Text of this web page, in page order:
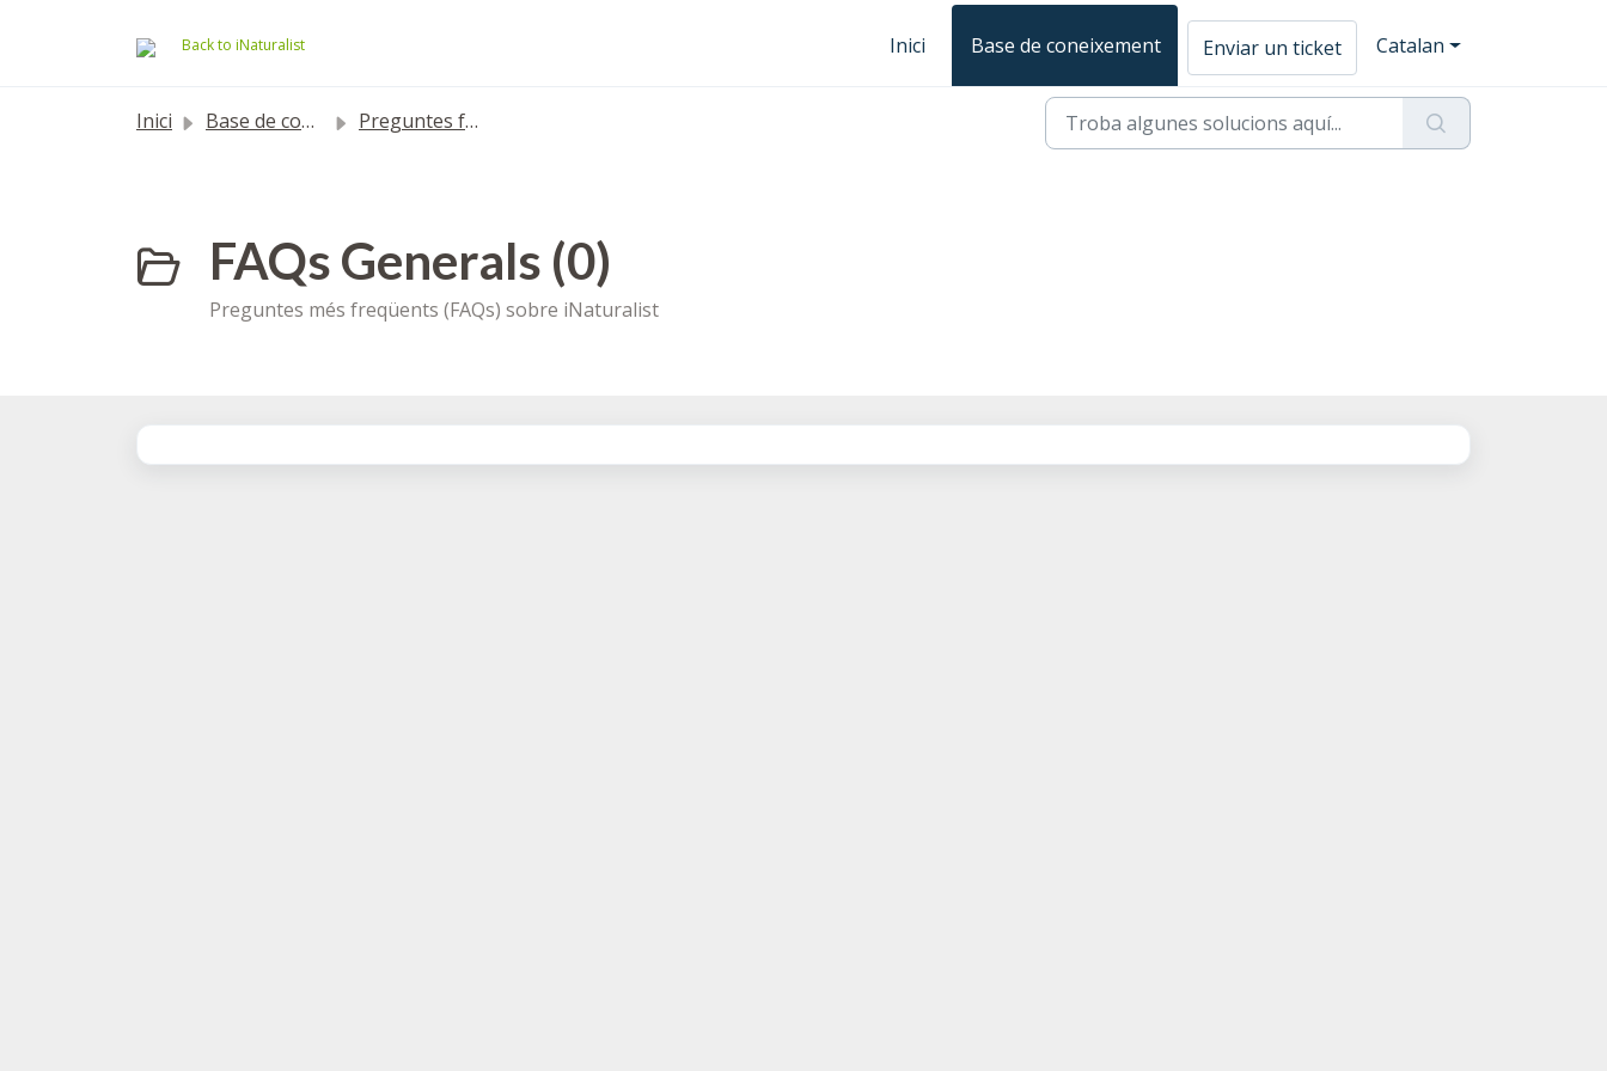
Back to iNaturalist Inici Base de coneixement Enviar un ticket Catalan
Inici Base de coneixement Preguntes freqüents
FAQs Generals (0)
Preguntes més freqüents (FAQs) sobre iNaturalist